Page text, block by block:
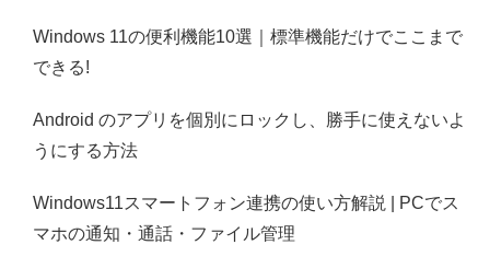
Windows 11の便利機能10選｜標準機能だけでここまで
できる!
Android のアプリを個別にロックし、勝手に使えないよ
うにする方法
Windows11スマートフォン連携の使い方解説 | PCでス
マホの通知・通話・ファイル管理